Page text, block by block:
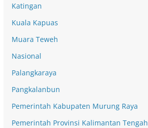
Katingan
Kuala Kapuas
Muara Teweh
Nasional
Palangkaraya
Pangkalanbun
Pemerintah Kabupaten Murung Raya
Pemerintah Provinsi Kalimantan Tengah